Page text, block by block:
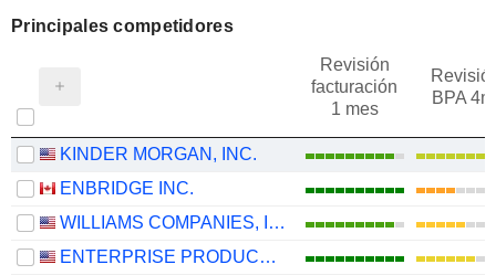
Principales competidores
Revisión
facturación
1 mes
BPA
KINDER MORGAN, INC.
ENBRIDGE INC.
WILLIAMS COMPANIES, INC.
ENTERPRISE PRODUCTS PARTNERS L.P.